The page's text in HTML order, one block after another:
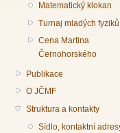
Matematický klokan
Turnaj mladých fyziků
Cena Martina
Černohorského
Publikace
O JČMF
Struktura a kontakty
Sídlo, kontaktní